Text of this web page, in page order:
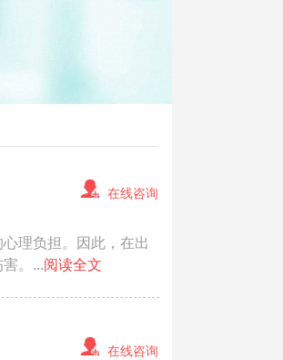
在线咨询
理负担。因此，在出
。...阅读全文
在线咨询